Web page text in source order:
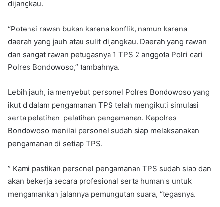
dijangkau.
“Potensi rawan bukan karena konflik, namun karena
daerah yang jauh atau sulit dijangkau. Daerah yang rawan
dan sangat rawan petugasnya 1 TPS 2 anggota Polri dari
Polres Bondowoso,” tambahnya.
Lebih jauh, ia menyebut personel Polres Bondowoso yang
ikut didalam pengamanan TPS telah mengikuti simulasi
serta pelatihan-pelatihan pengamanan. Kapolres
Bondowoso menilai personel sudah siap melaksanakan
pengamanan di setiap TPS.
” Kami pastikan personel pengamanan TPS sudah siap dan
akan bekerja secara profesional serta humanis untuk
mengamankan jalannya pemungutan suara, “tegasnya.